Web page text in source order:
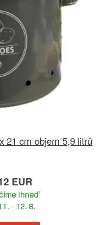
21 cm objem 5,9 litrů
EUR
ihneď
- 12. 8.